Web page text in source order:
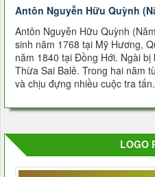
Antôn Nguyễn Hữu Quỳnh
Antôn Nguyễn Hữu Quỳnh
sinh năm 1768 tại Mỹ Hương,
năm 1840 tại Ðồng Hới. Ngài
Thừa Sai Balê. Trong hai năm
và chịu đựng nhiều cuộc tra
LOGO